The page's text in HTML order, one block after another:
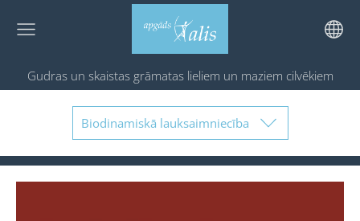
Gudras un skaistas grāmatas lieliem un maziem cilvēkiem
Biodinamiskā lauksaimniecība